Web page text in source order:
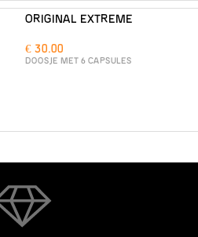
ORIGINAL EXTREME
€ 30.00
DOOSJE MET 6 CAPSULES